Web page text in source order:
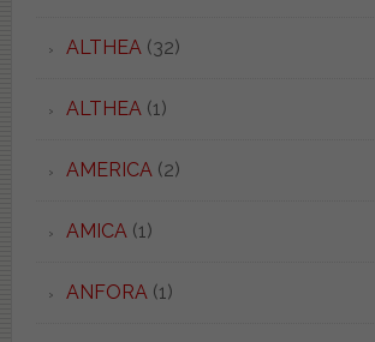
ALTHEA (32)
ALTHEA (1)
AMERICA (2)
AMICA (1)
ANFORA (1)